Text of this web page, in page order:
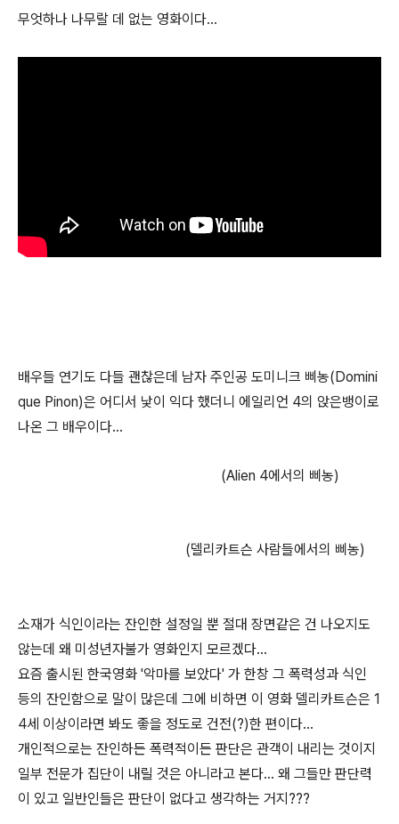
무엇하나 나무랄 데 없는 영화이다...
배우들 연기도 다들 괜찮은데 남자 주인공 도미니크 삐농(Domini
que Pinon)은 어디서 낯이 익다 했더니 에일리언 4의 앉은뱅이로
나온 그 배우이다...
(Alien 4에서의 삐농)
(델리카트슨 사람들에서의 삐농)
소재가 식인이라는 잔인한 설정일 뿐 절대 장면같은 건 나오지도
않는데 왜 미성년자불가 영화인지 모르겠다...
요즘 출시된 한국영화 '악마를 보았다' 가 한창 그 폭력성과 식인
등의 잔인함으로 말이 많은데 그에 비하면 이 영화 델리카트슨은 1
4세 이상이라면 봐도 좋을 정도로 건전(?)한 편이다...
개인적으로는 잔인하든 폭력적이든 판단은 관객이 내리는 것이지
일부 전문가 집단이 내릴 것은 아니라고 본다... 왜 그들만 판단력
이 있고 일반인들은 판단이 없다고 생각하는 거지???